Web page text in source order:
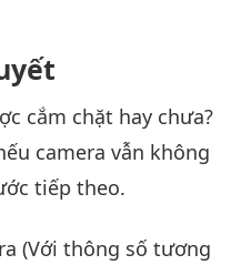
cắm chặt hay chưa?
camera vẫn không
tiếp theo.
(Với thông số tương